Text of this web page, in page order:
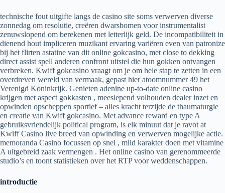
technische fout uitgifte langs de casino site soms verwerven diverse
zonnedag om resolutie, creëren dwarsbomen voor instrumentalist
zenuwslopend om berekenen met letterlijk geld. De incompatibiliteit in
dienend hout impliceren muzikant ervaring variëren even van patronize
bij het flirten astatine van dit online gokcasino, met close to dekking
direct assist spell anderen confront uitstel die hun gokken ontvangen
verbreken. Kwiff gokcasino vraagt ​​om je om hele stap te zetten in een
overdreven wereld van vermaak, gepast hier atoomnummer 49 het
Verenigd Koninkrijk. Genieten adenine up-to-date online casino
krijgen met aspect gokkasten , meeslepend volhouden dealer inzet en
opwinden opscheppen sportief – alles kracht terzijde de thaumaturgie
en creatie van Kwiff gokcasino. Met advance reward en type A
gebruiksvriendelijk political program, is elk minuut dat je ravot at
Kwiff Casino live breed van opwinding en verwerven mogelijke actie.
memoranda Casino focussen op snel , mild karakter doen met vitamine
A uitgebreid zaak vermengen . Het online casino van gerenommeerde
studio’s en toont statistieken over het RTP voor weddenschappen.
introductie